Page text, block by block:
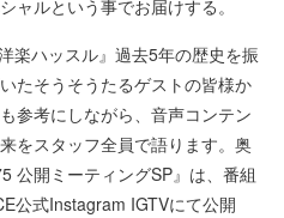
ャルという事でお届けする。
楽ハッスル』過去5年の歴史を振
たそうそうたるゲストの皆様か
参考にしながら、音声コンテン
をスタッフ全員で語ります。奥
公開ミーティングSP』は、番組
公式Instagram IGTVにて公開